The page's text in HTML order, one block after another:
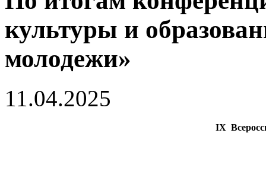
культуры и
молодежи»
11.04.2025
IX